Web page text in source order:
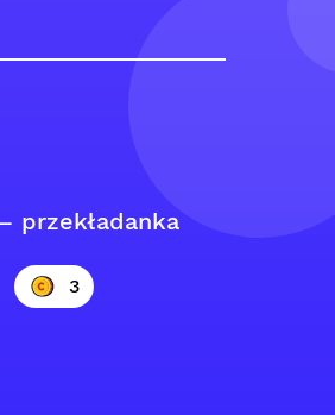
przekładanka
3